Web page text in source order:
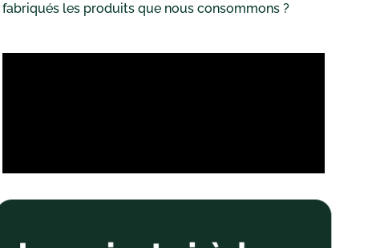
fabriqués les produits que nous consommons ?